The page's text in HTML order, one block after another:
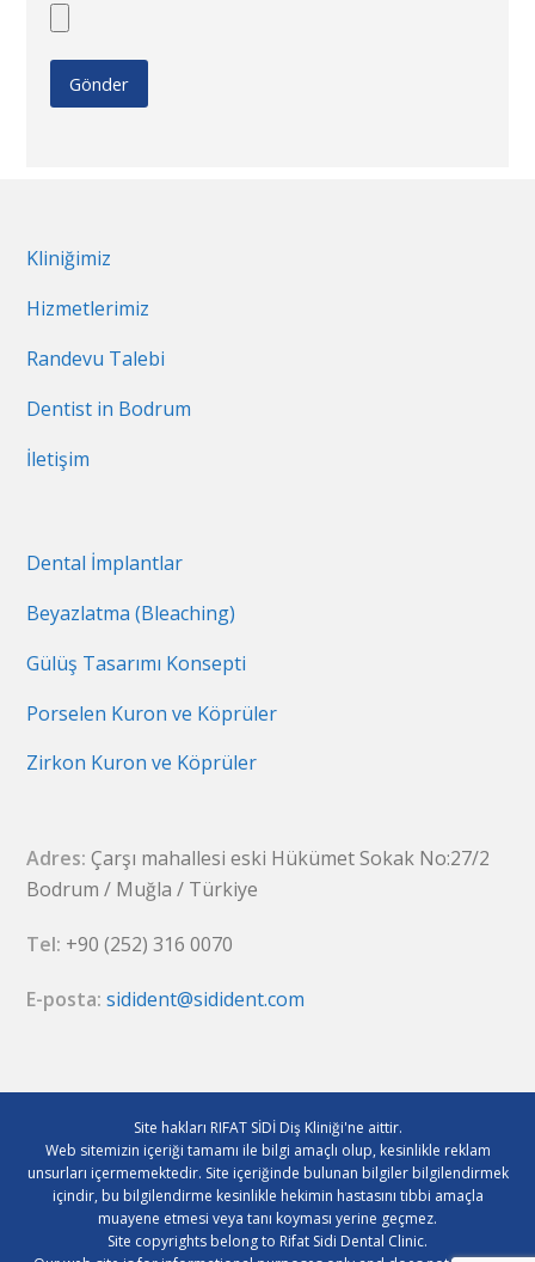
Kliniğimiz
Hizmetlerimiz
Randevu Talebi
Dentist in Bodrum
İletişim
Dental İmplantlar
Beyazlatma (Bleaching)
Gülüş Tasarımı Konsepti
Porselen Kuron ve Köprüler
Zirkon Kuron ve Köprüler
Adres: Çarşı mahallesi eski Hükümet Sokak No:27/2
Bodrum / Muğla / Türkiye
Tel: +90 (252) 316 0070
E-posta: sidident@sidident.com
Site hakları RIFAT SİDİ Diş Kliniği'ne aittir.
Web sitemizin içeriği tamamı ile bilgi amaçlı olup, kesinlikle reklam
unsurları içermemektedir. Site içeriğinde bulunan bilgiler bilgilendirmek
içindir, bu bilgilendirme kesinlikle hekimin hastasını tıbbi amaçla
muayene etmesi veya tanı koyması yerine geçmez.
Site copyrights belong to Rifat Sidi Dental Clinic.